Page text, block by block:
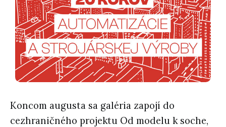
Koncom augusta sa galéria zapojí do
cezhraničného projektu Od modelu k soche,